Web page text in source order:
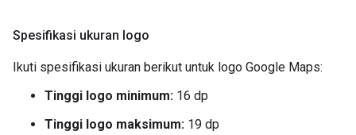
Spesifikasi ukuran logo
Ikuti spesifikasi ukuran berikut untuk logo Google Maps:
Tinggi logo minimum: 16 dp
Tinggi logo maksimum: 19 dp